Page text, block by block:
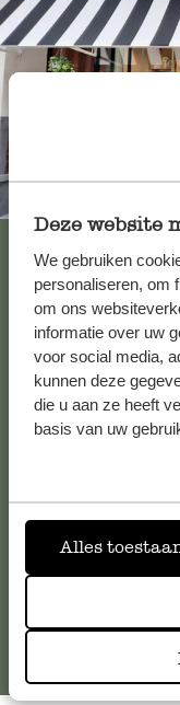
Deze website
We gebruiken
personaliseren, om
om ons
informatie over uw
voor social media,
kunnen deze
die u aan ze heeft
basis van uw
Alles
Falls Sie Fragen
Sie sich bitte an
Online-